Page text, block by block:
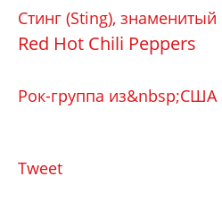
Стинг (Sting),
Red Hot Chili Peppers
Рок-группа из&nbsp;США
Tweet